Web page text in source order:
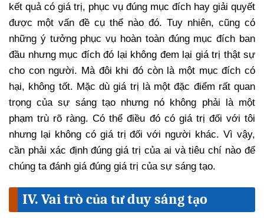
kết quả có giá trị, phục vụ đúng mục đích hay giải quyết
được một vấn đề cụ thể nào đó. Tuy nhiên, cũng có
những ý tưởng phục vụ hoàn toàn đúng mục đích ban
đầu nhưng mục đích đó lại không đem lại giá trị thật sự
cho con người. Mà đôi khi đó còn là một mục đích có
hại, không tốt. Mặc dù giá trị là một đặc điểm rất quan
trọng của sự sáng tạo nhưng nó không phải là một
phạm trù rõ ràng. Có thể điều đó có giá trị đối với tôi
nhưng lại không có giá trị đối với người khác. Vì vậy,
cần phải xác định đúng giá trị của ai và tiêu chí nào để
chúng ta đánh giá đúng giá trị của sự sáng tạo.
IV. Vai trò của tư duy sáng tạo